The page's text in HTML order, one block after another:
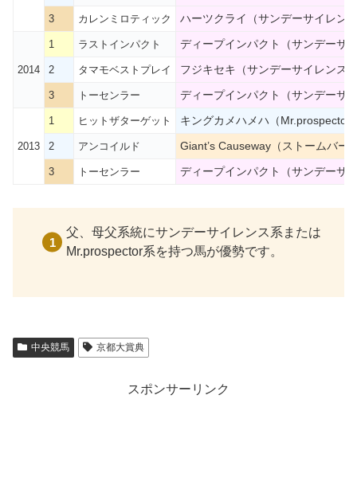
3 カレンミロティック ハーツクライ（サンデーサイレン
2014
1 ラストインパクト ディープインパクト（サンデーサ
2 タマモベストプレイ フジキセキ（サンデーサイレンス
3 トーセンラー ディープインパクト（サンデーサ
2013
1 ヒットザターゲット キングカメハメハ（Mr.prospector
2 アンコイルド Giant’s Causeway（ストームバー
3 トーセンラー ディープインパクト（サンデーサ
父、母父系統にサンデーサイレンス系または
Mr.prospector系を持つ馬が優勢です。
中央競馬 京都大賞典
スポンサーリンク